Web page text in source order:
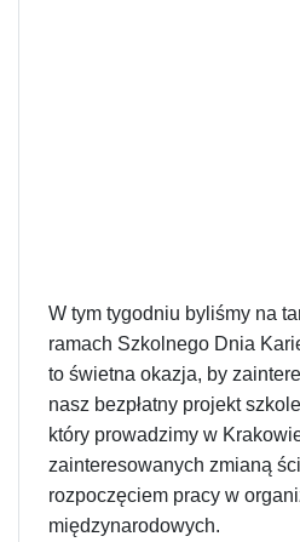
W tym tygodniu byliśmy na
ramach Szkolnego Dnia
to świetna okazja, by
nasz bezpłatny projekt
który prowadzimy w
zainteresowanych zmianą
rozpoczęciem pracy w
międzynarodowych.